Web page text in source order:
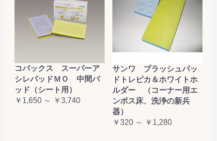
コバックス スーパーア
シレパッドＭＯ 中間パ
ッド（シート用）
￥1,650 ～ ￥3,740
サンワ ブラッシュパッ
ドトレピカ＆ホワイトホ
ルダー （コーナー用エ
ンボス床、洗浄の新兵
器）
￥320 ～ ￥1,280